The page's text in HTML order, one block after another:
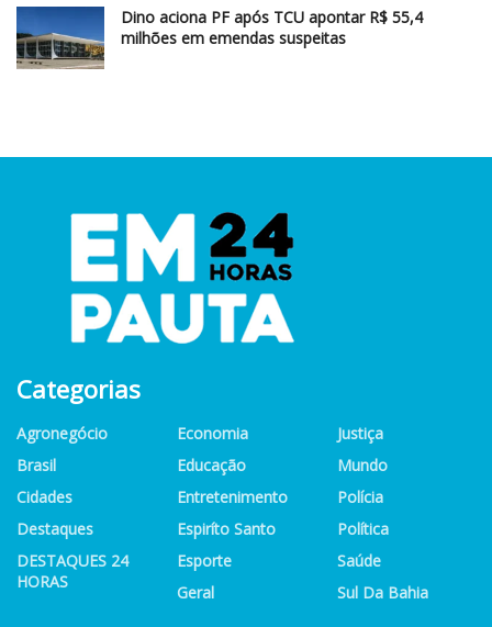
Dino aciona PF após TCU apontar R$ 55,4
milhões em emendas suspeitas
Categorias
Agronegócio
Brasil
Cidades
Destaques
DESTAQUES 24
HORAS
Economia
Educação
Entretenimento
Espiríto Santo
Esporte
Geral
Justiça
Mundo
Polícia
Política
Saúde
Sul Da Bahia